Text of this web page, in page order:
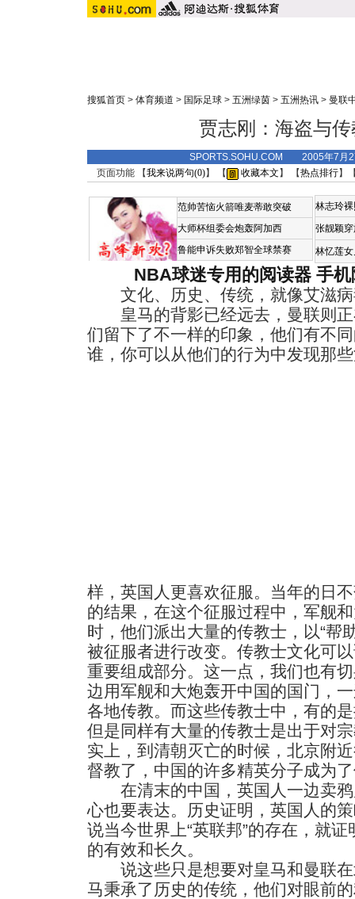
搜狐首页 > 体育频道 > 国际足球 > 五洲绿茵 > 五洲热讯 > 曼联
贾志刚：海盗与
SPORTS.SOHU.COM 2005年7月
页面功能 【我来说两句(0)】 【 收藏本文 】 【热点排行】
范帅苦恼火箭唯麦蒂敢突破
大师杯组委会炮轰阿加西
鲁能申诉失败郑智全球禁赛
林志玲
张靓颖
林忆莲
NBA球迷专用的阅读器 手
文化、历史、传统，就像艾滋病
皇马的背影已经远去，曼联则正
们留下了不一样的印象，他们有不
谁，你可以从他们的行为中发现那
样，英国人更喜欢征服。当年的日
的结果，在这个征服过程中，军舰
时，他们派出大量的传教士，以“帮
被征服者进行改变。传教士文化可
重要组成部分。这一点，我们也有
边用军舰和大炮轰开中国的国门，
各地传教。而这些传教士中，有的
但是同样有大量的传教士是出于对
实上，到清朝灭亡的时候，北京附
督教了，中国的许多精英分子成为
在清末的中国，英国人一边卖鸦
心也要表达。历史证明，英国人的
说当今世界上“英联邦”的存在，就证
的有效和长久。
说这些只是想要对皇马和曼联在
马秉承了历史的传统，他们对眼前